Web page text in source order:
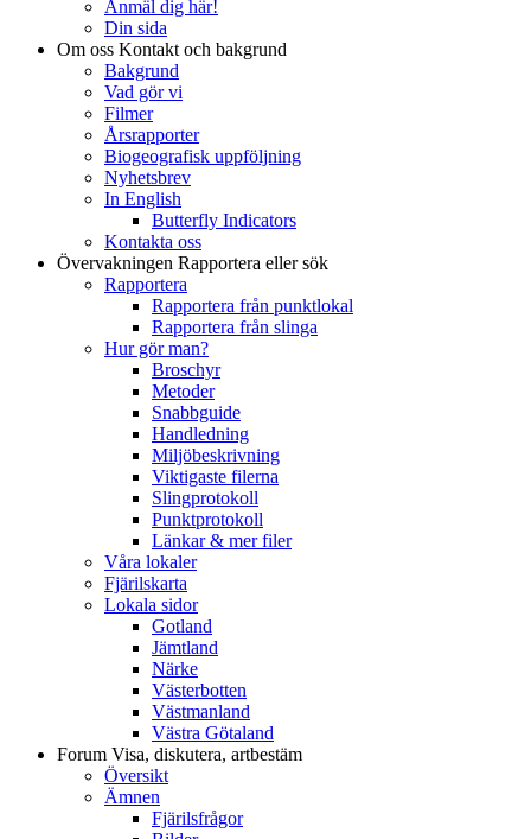
Anmäl dig här!
Din sida
Om oss Kontakt och bakgrund
Bakgrund
Vad gör vi
Filmer
Årsrapporter
Biogeografisk uppföljning
Nyhetsbrev
In English
Butterfly Indicators
Kontakta oss
Övervakningen Rapportera eller sök
Rapportera
Rapportera från punktlokal
Rapportera från slinga
Hur gör man?
Broschyr
Metoder
Snabbguide
Handledning
Miljöbeskrivning
Viktigaste filerna
Slingprotokoll
Punktprotokoll
Länkar & mer filer
Våra lokaler
Fjärilskarta
Lokala sidor
Gotland
Jämtland
Närke
Västerbotten
Västmanland
Västra Götaland
Forum Visa, diskutera, artbestäm
Översikt
Ämnen
Fjärilsfrågor